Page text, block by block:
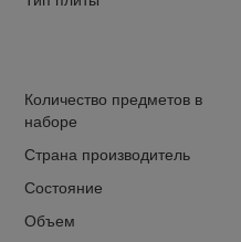
Количество предметов в
наборе
Страна производитель
Состояние
Объем